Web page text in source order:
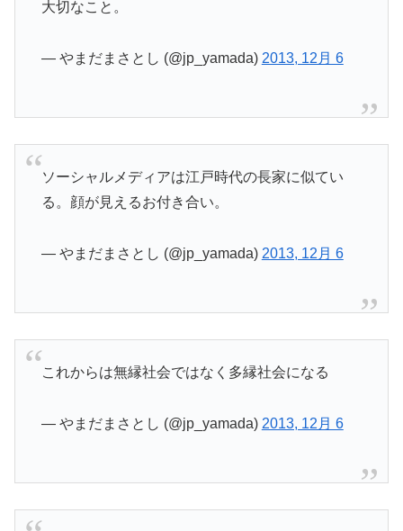
大切なこと。
— やまだまさとし (@jp_yamada) 2013, 12月 6
ソーシャルメディアは江戸時代の長家に似てい
る。顔が見えるお付き合い。
— やまだまさとし (@jp_yamada) 2013, 12月 6
これからは無縁社会ではなく多縁社会になる
— やまだまさとし (@jp_yamada) 2013, 12月 6